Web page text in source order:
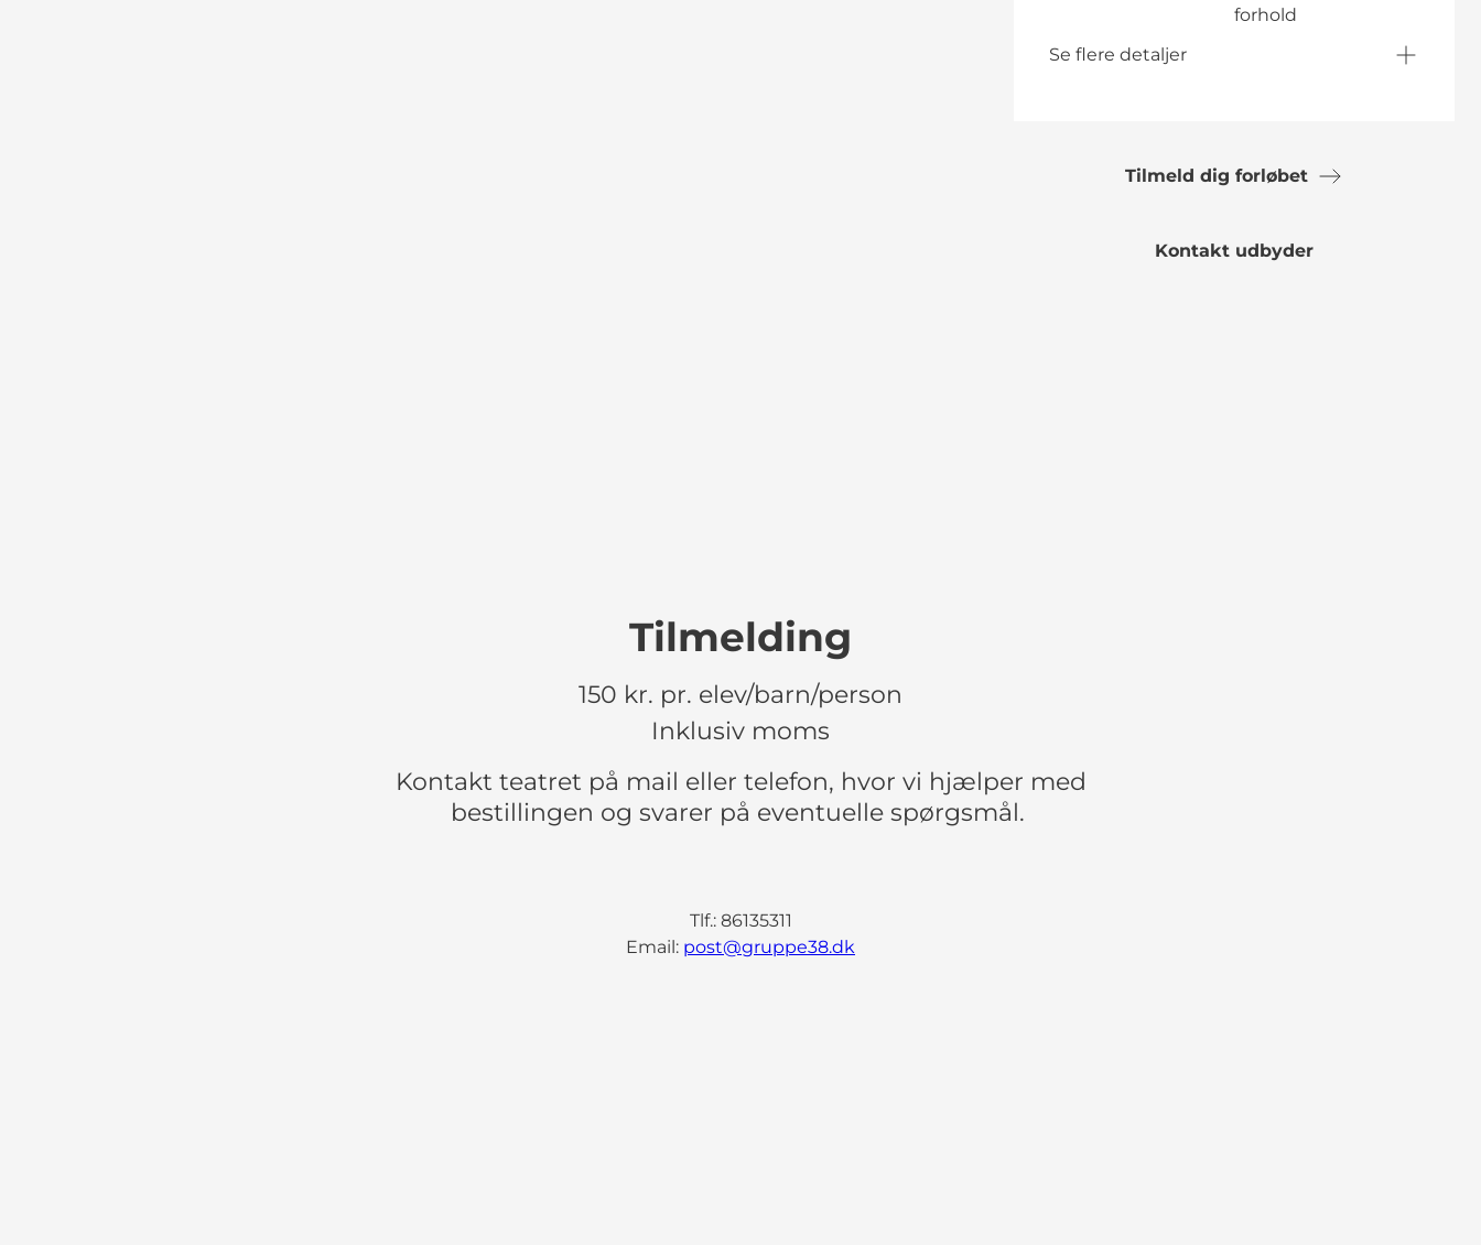
forhold
Se flere detaljer
Tilmeld dig forløbet
Kontakt udbyder
Tilmelding
150 kr. pr. elev/barn/person
Inklusiv moms
Kontakt teatret på mail eller telefon, hvor vi hjælper med
bestillingen og svarer på eventuelle spørgsmål.
Tlf.: 86135311
Email: post@gruppe38.dk